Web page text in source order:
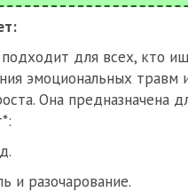
для всех, кто
эмоциональных травм
Она предназначена
и разочарование.